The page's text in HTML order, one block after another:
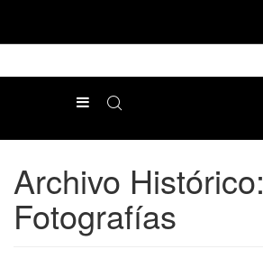
Archivo Histórico:
Fotografías